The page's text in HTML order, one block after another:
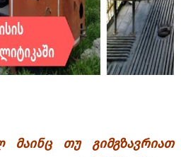
თუ გიმგზავრიათ